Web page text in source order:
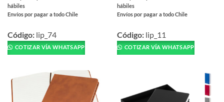
hábiles
Envíos por pagar a todo Chile
producto
tiene
múltiples
opciones
se
Código: lip_74
COTIZAR VÍA WHATSAPP
hábiles
Envíos por pagar a todo Chile
producto
tiene
múltiples
Código: lip_11
COTIZAR VÍA WHATSAPP